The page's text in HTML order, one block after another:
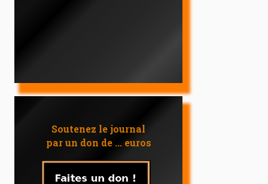
Soutenez le journal
par un don de ... euros